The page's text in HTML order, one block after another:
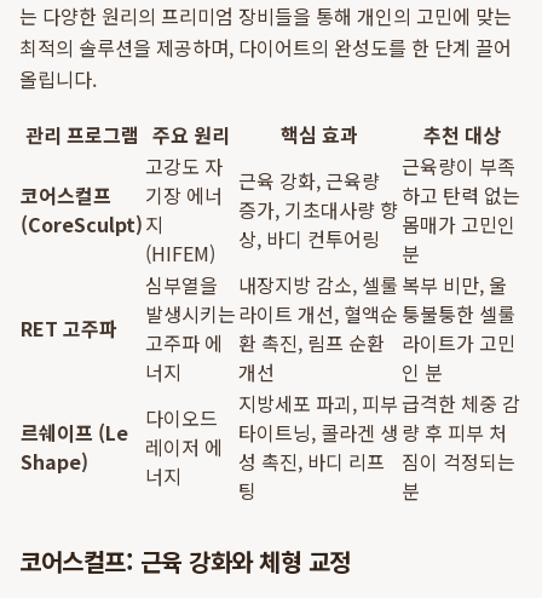
는 다양한 원리의 프리미엄 장비들을 통해 개인의 고민에 맞는
최적의 솔루션을 제공하며, 다이어트의 완성도를 한 단계 끌어
올립니다.
관리 프로그램 주요 원리 핵심 효과 추천 대상
코어스컬프
(CoreSculpt)
고강도 자
기장 에너
지
(HIFEM)
근육 강화, 근육량
증가, 기초대사량 향
상, 바디 컨투어링
근육량이 부족
하고 탄력 없는
몸매가 고민인
분
RET 고주파
심부열을
발생시키는
고주파 에
너지
내장지방 감소, 셀룰
라이트 개선, 혈액순
환 촉진, 림프 순환
개선
복부 비만, 울
퉁불퉁한 셀룰
라이트가 고민
인 분
르쉐이프 (Le
Shape)
다이오드
레이저 에
너지
지방세포 파괴, 피부
타이트닝, 콜라겐 생
성 촉진, 바디 리프
팅
급격한 체중 감
량 후 피부 처
짐이 걱정되는
분
코어스컬프: 근육 강화와 체형 교정